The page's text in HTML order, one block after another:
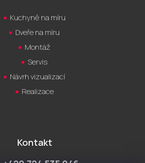
Kuchyně na míru
Dveře na míru
Montáž
Servis
Návrh vizualizací
Realizace
Kontakt